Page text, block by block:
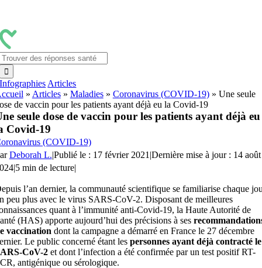
contenu
Infographies Articles
» Articles» Maladies» Coronavirus (COVID-19)» Une seule
de vaccin pour les patients ayant déjà eu la Covid-19
seule dose de vaccin pour les patients ayant déjà eu
Covid-19
(COVID-19)
Deborah L.|Publié le : 17 février 2021 |Dernière mise à jour : 14 août
|5 min de lecture|
l’an dernier, la communauté scientifique se familiarise chaque
peu plus avec le virus SARS-CoV-2. Disposant de meilleures
quant à l’immunité anti-Covid-19, la Haute Autorité de
(HAS) apporte aujourd’hui des précisions à ses
vaccination dont la campagne a démarré en France le 27 décembre
Le public concerné étant les personnes ayant déjà contracté le
CoV-2et dont l’infection a été confirmée par un test positif RT-
antigénique ou sérologique.